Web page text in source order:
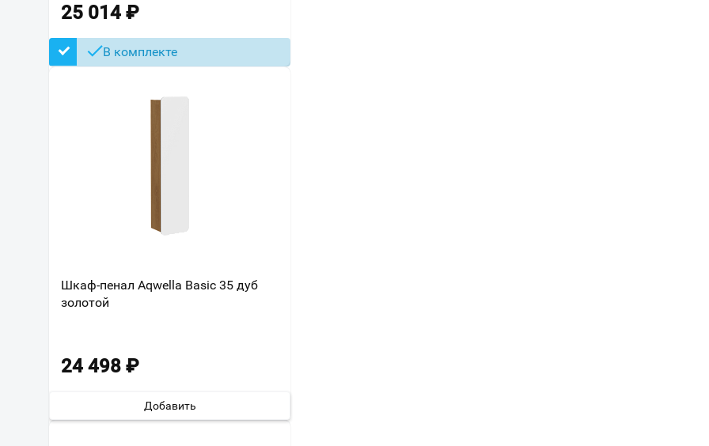
25 014 ₽
В комплекте
Шкаф-пенал Aqwella Basic 35 дуб
золотой
24 498 ₽
Добавить